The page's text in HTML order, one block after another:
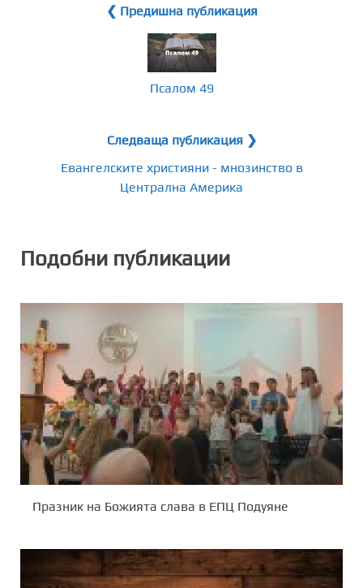
❮ Предишна публикация
Псалом 49
Следваща публикация ❯
Евангелските християни - мнозинство в
Централна Америка
Подобни публикации
Празник на Божията слава в ЕПЦ Подуяне